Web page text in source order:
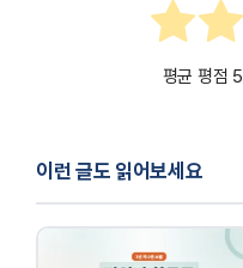
평균 평점 5
이런 글도 읽어보세요